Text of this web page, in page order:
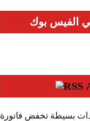
الفيس بوك
بسيطة تخفض فاتورة